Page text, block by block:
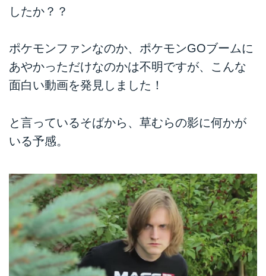
したか？？
ポケモンファンなのか、ポケモンGOブームに
あやかっただけなのかは不明ですが、こんな
面白い動画を発見しました！
と言っているそばから、草むらの影に何かが
いる予感。